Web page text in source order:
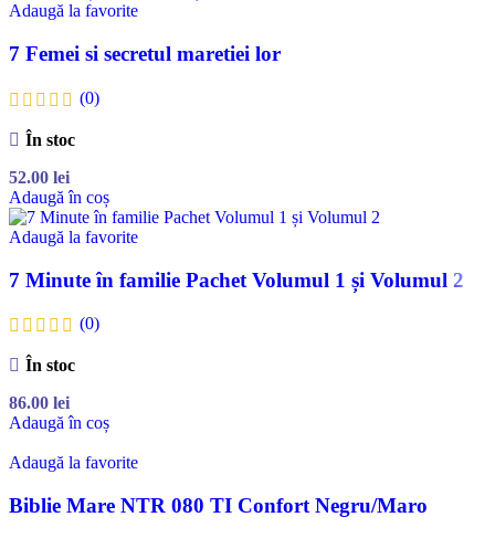
Adaugă la favorite
7 Femei si secretul maretiei lor
(0)
În stoc
52.00 lei
Adaugă în coș
Adaugă la favorite
7 Minute în familie Pachet Volumul 1 și Volumul 2
(0)
În stoc
86.00 lei
Adaugă în coș
Adaugă la favorite
Biblie Mare NTR 080 TI Confort Negru/Maro